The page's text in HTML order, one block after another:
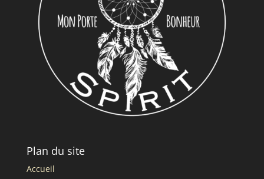
Plan du site
Accueil